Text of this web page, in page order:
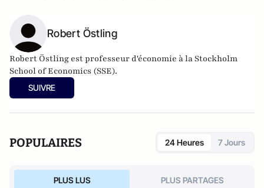
Robert Östling
Robert Östling est professeur d'économie à la Stockholm
School of Economics (SSE).
SUIVRE
POPULAIRES 24 Heures 7 Jours
PLUS LUS PLUS PARTAGES